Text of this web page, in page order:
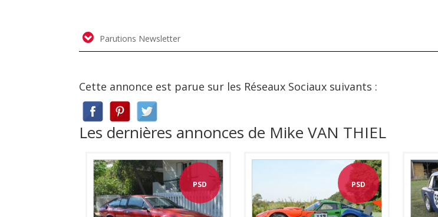
Parutions Newsletter
Cette annonce est parue sur les Réseaux Sociaux suivants :
Les dernières annonces de Mike VAN THIEL
PSD PSD